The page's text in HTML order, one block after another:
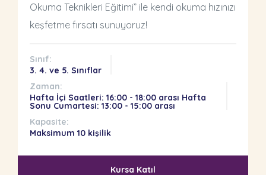
Okuma Teknikleri Eğitimi” ile kendi okuma hızınızı
keşfetme fırsatı sunuyoruz!
Sınıf:
3. 4. ve 5. Sınıflar
Zaman:
Hafta İçi Saatleri: 16:00 - 18:00 arası Hafta
Sonu Cumartesi: 13:00 - 15:00 arası
Kapasite:
Maksimum 10 kişilik
Kursa Katıl